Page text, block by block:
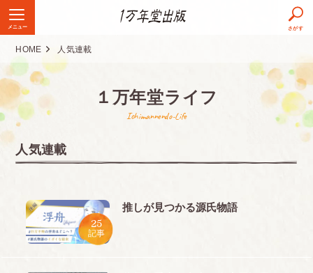
メニュー さがす
HOME 人気連載
１万年堂ライフ
Ichimannendo-Life
人気連載
25
記事
推しが見つかる源氏物語